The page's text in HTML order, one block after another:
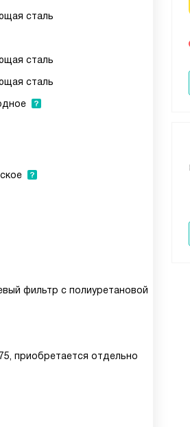
сталь
сталь
сталь
фильтр с полиуретановой
приобретается отдельно